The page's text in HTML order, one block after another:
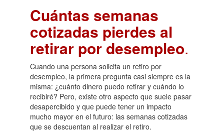
Cuántas semanas
cotizadas pierdes al
retirar por desempleo.
Cuando una persona solicita un retiro por
desempleo, la primera pregunta casi siempre es la
misma: ¿cuánto dinero puedo retirar y cuándo lo
recibiré? Pero, existe otro aspecto que suele pasar
desapercibido y que puede tener un impacto
mucho mayor en el futuro: las semanas cotizadas
que se descuentan al realizar el retiro.